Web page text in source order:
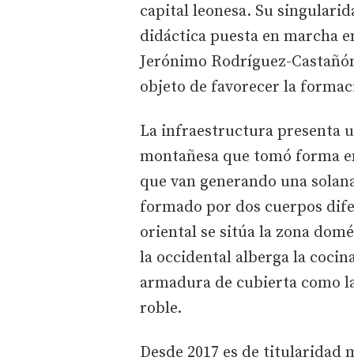
capital leonesa. Su
didáctica puesta en marcha
Jerónimo Rodríguez-
objeto de favorecer la
La infraestructura presenta
montañesa que tomó forma
que van generando una
formado por dos cuerpos
oriental se sitúa la zona
la occidental alberga la
armadura de cubierta como
roble.
Desde 2017 es de titularidad